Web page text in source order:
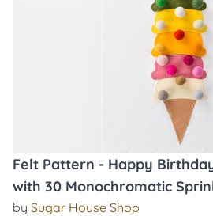
Felt Pattern - Happy
with 30 Monochromatic
by Sugar House Shop